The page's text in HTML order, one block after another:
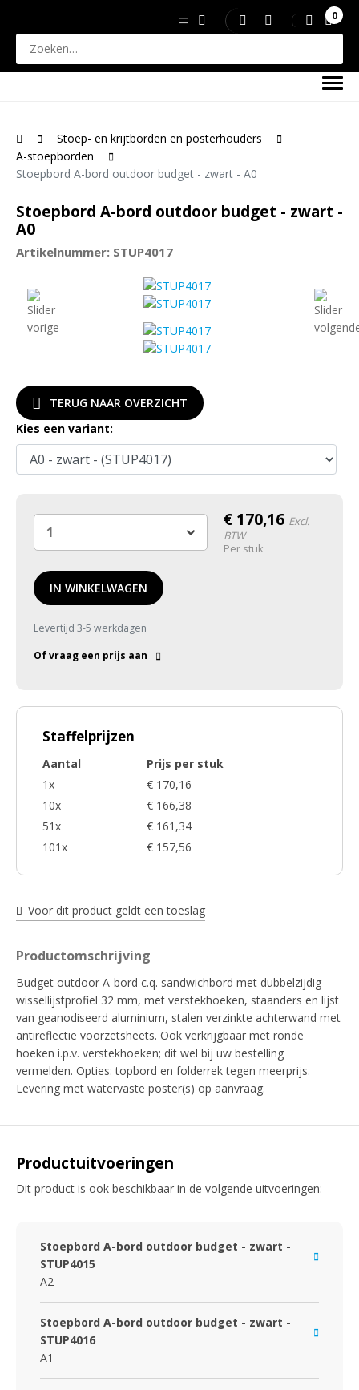
0
Stoep- en krijtborden en posterhouders
A-stoepborden
Stoepbord A-bord outdoor budget - zwart - A0
Stoepbord A-bord outdoor budget - zwart -
A0
Artikelnummer: STUP4017
TERUG NAAR OVERZICHT
Kies een variant:
€ 170,16 Excl.
BTW
Per stuk
IN WINKELWAGEN
Levertijd 3-5 werkdagen
Of vraag een prijs aan
Staffelprijzen
Aantal
Prijs per stuk
1x
€ 170,16
10x
€ 166,38
51x
€ 161,34
101x
€ 157,56
Voor dit product geldt een toeslag
Productomschrijving
Budget outdoor A-bord c.q. sandwichbord met dubbelzijdig
wissellijstprofiel 32 mm, met verstekhoeken, staanders en lijst
van geanodiseerd aluminium, stalen verzinkte achterwand met
antireflectie voorzetsheets. Ook verkrijgbaar met ronde
hoeken i.p.v. verstekhoeken; dit wel bij uw bestelling
vermelden. Opties: topbord en folderrek tegen meerprijs.
Levering met watervaste poster(s) op aanvraag.
Productuitvoeringen
Dit product is ook beschikbaar in de volgende uitvoeringen:
Stoepbord A-bord outdoor budget - zwart -
STUP4015
A2
Stoepbord A-bord outdoor budget - zwart -
STUP4016
A1